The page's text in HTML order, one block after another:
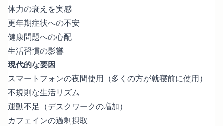
体力の衰えを実感
更年期症状への不安
健康問題への心配
生活習慣の影響
現代的な要因
スマートフォンの夜間使用（多くの方が就寝前に使用）
不規則な生活リズム
運動不足（デスクワークの増加）
カフェインの過剰摂取